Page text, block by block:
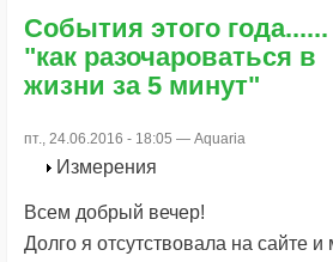
События этого
"как разочароваться в
жизни за 5 минут"
пт., 24.06.2016 - 18:05 — Aquaria
Измерения
Всем добрый вечер!
Долго я отсутствовала на сайте